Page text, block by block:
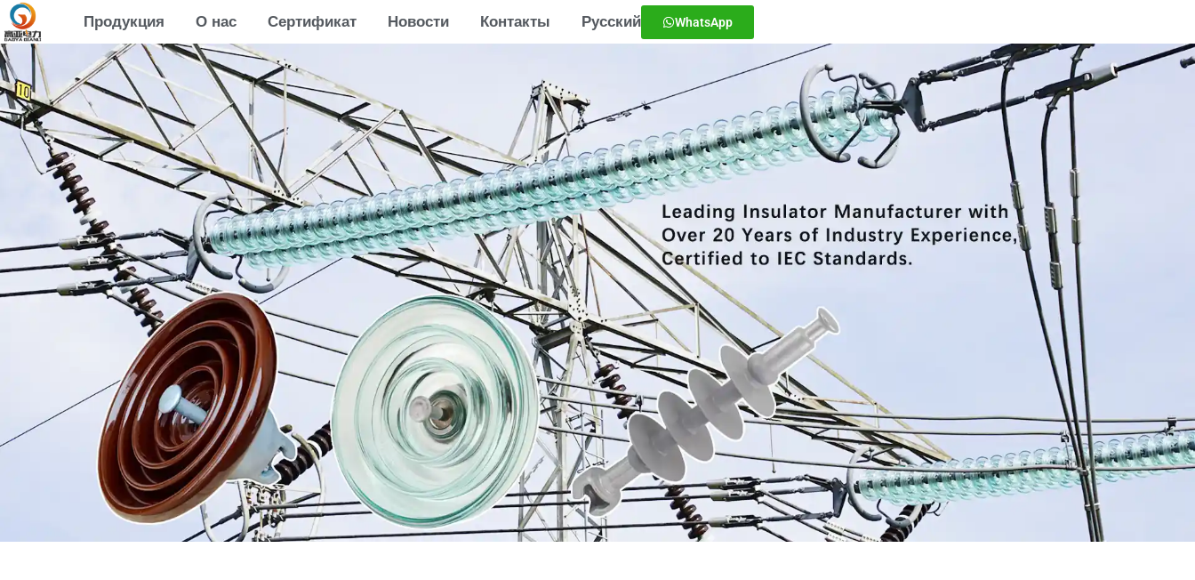
Продукция О нас Сертификат Новости Контакты Русский WhatsApp